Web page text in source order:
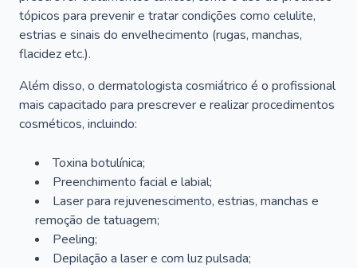
tópicos para prevenir e tratar condições como celulite,
estrias e sinais do envelhecimento (rugas, manchas,
flacidez etc.).
Além disso, o dermatologista cosmiátrico é o profissional
mais capacitado para prescrever e realizar procedimentos
cosméticos, incluindo:
Toxina botulínica;
Preenchimento facial e labial;
Laser para rejuvenescimento, estrias, manchas e
remoção de tatuagem;
Peeling;
Depilação a laser e com luz pulsada;